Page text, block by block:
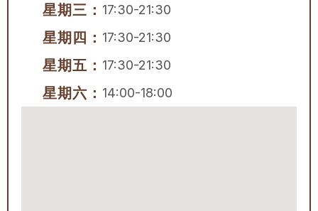
星期三： 17:30-21:30
星期四： 17:30-21:30
星期五： 17:30-21:30
星期六： 14:00-18:00